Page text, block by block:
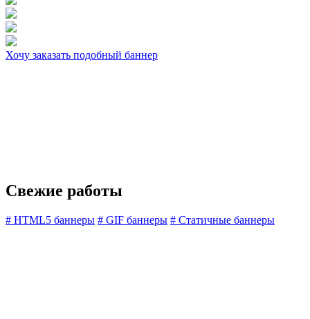
Хочу заказать подобный баннер
Свежие работы
# HTML5 баннеры # GIF баннеры # Статичные баннеры